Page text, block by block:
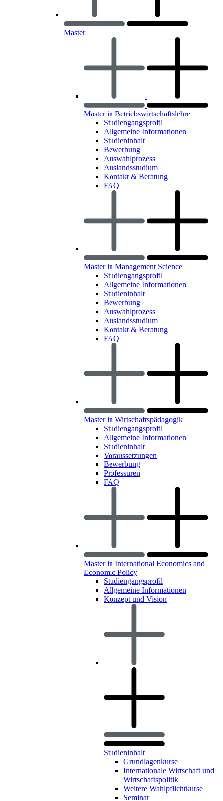
Master
Master in Betriebswirtschaftslehre
Studiengangsprofil
Allgemeine Informationen
Studieninhalt
Bewerbung
Auswahlprozess
Auslandsstudium
Kontakt & Beratung
FAQ
Master in Management Science
Studiengangsprofil
Allgemeine Informationen
Studieninhalt
Bewerbung
Auswahlprozess
Auslandsstudium
Kontakt & Beratung
FAQ
Master in Wirtschaftspädagogik
Studiengangsprofil
Allgemeine Informationen
Studieninhalt
Voraussetzungen
Bewerbung
Professuren
FAQ
Master in International Economics and
Economic Policy
Studiengangsprofil
Allgemeine Informationen
Konzept und Vision
Studieninhalt
Grundlagenkurse
Internationale Wirtschaft und
Wirtschaftspolitik
Weitere Wahlpflichtkurse
Seminar